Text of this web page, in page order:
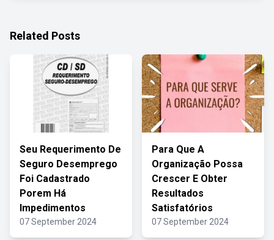
Related Posts
Seu Requerimento De
Seguro Desemprego
Foi Cadastrado
Porem Há
Impedimentos
07 September 2024
Para Que A
Organização Possa
Crescer E Obter
Resultados
Satisfatórios
07 September 2024